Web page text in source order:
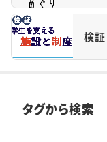
検
タグから検索